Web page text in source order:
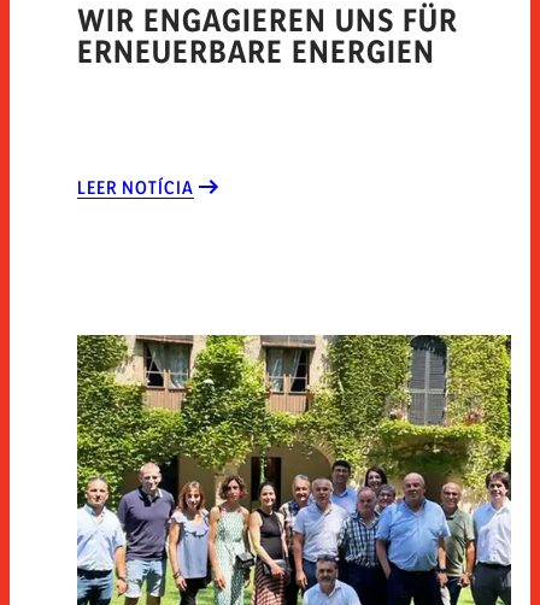
WIR ENGAGIEREN UNS FÜR
ERNEUERBARE ENERGIEN
LEER NOTÍCIA